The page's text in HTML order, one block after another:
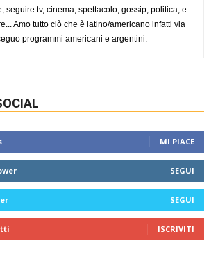
seguire tv, cinema, spettacolo, gossip, politica, e
Amo tutto ciò che è latino/americano infatti via
programmi americani e argentini.
MI PIACE
SEGUI
SEGUI
ISCRIVITI